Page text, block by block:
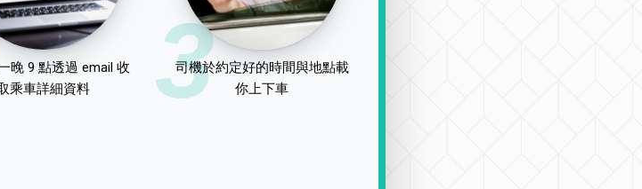
晚 9 點透過 email 收
乘車詳細資料
3
司機於約定好的時間與地點載
你上下車